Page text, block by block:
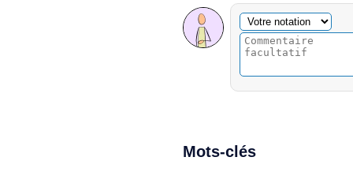
Commentaire facultatif
Votre notation
Mots-clés